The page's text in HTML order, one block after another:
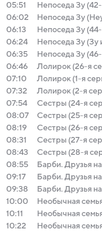
05:51
Непоседа Зу
06:02
Непоседа Зу
06:13
Непоседа Зу
06:24
Непоседа Зу (Зу
06:35
Непоседа Зу
06:46
Лолирок (26-я
07:10
Лолирок (1-я
07:32
Лолирок (2-я
07:54
Сестры (24-я
08:07
Сестры (25-я
08:19
Сестры (26-я
08:31
Сестры (27-я
08:43
Сестры (28-я
08:55
Барби. Друзья
09:17
Барби. Друзья
09:38
Барби. Друзья
10:00
Необычная
10:11
Необычная
10:22
Необычная